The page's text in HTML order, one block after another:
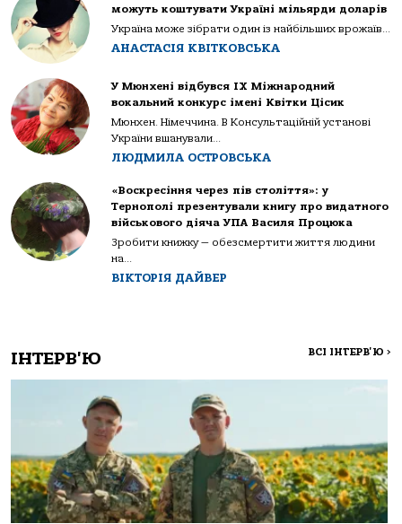
можуть коштувати Україні мільярди доларів
Україна може зібрати один із найбільших врожаїв...
АНАСТАСІЯ КВІТКОВСЬКА
У Мюнхені відбувся IX Міжнародний
вокальний конкурс імені Квітки Цісик
Мюнхен. Німеччина. В Консультаційній установі
України вшанували...
ЛЮДМИЛА ОСТРОВСЬКА
«Воскресіння через пів століття»: у
Тернополі презентували книгу про видатного
військового діяча УПА Василя Процюка
Зробити книжку — обезсмертити життя людини
на...
ВІКТОРІЯ ДАЙВЕР
ІНТЕРВ'Ю ВСІ ІНТЕРВ'Ю >